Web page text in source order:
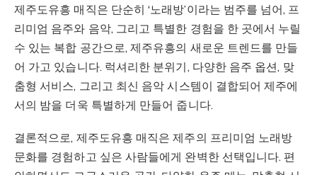
제주도유흥 매직은 단순히 ‘노래방’이라는 범주를 넘어, 프
리미엄 음주와 음악, 그리고 특별한 경험을 한 곳에서 누릴
수 있는 복합 공간으로, 제주유흥의 새로운 트렌드를 만들
어 가고 있습니다. 럭셔리한 분위기, 다양한 음주 옵션, 맞
춤형 서비스, 그리고 최신 음악 시스템이 결합되어 제주에
서의 밤을 더욱 특별하게 만들어 줍니다.
결론적으로, 제주도유흥 매직은 제주의 프리미엄 노래방
문화를 경험하고 싶은 사람들에게 완벽한 선택입니다. 편